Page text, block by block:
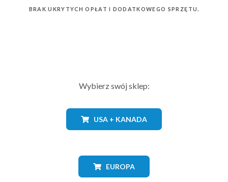
BRAK UKRYTYCH OPŁAT I DODATKOWEGO SPRZĘTU.
Wybierz swój sklep:
USA + KANADA
EUROPA